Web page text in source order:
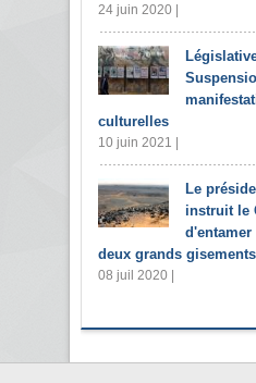
24 juin 2020 |
culturelles
10 juin 2021 |
Le
instruit le
deux grands
08 juil 2020 |